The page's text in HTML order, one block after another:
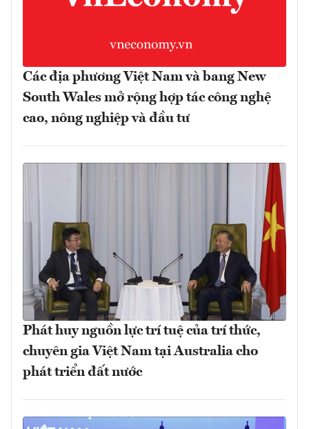
Các địa phương Việt Nam và bang New
South Wales mở rộng hợp tác công nghệ
cao, nông nghiệp và đầu tư
Phát huy nguồn lực trí tuệ của trí thức,
chuyên gia Việt Nam tại Australia cho
phát triển đất nước